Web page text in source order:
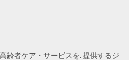
齢者ケア・サービスを. 提供するジ